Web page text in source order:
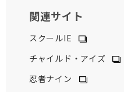
関連サイト
スクールIE
チャイルド・アイズ
忍者ナイン